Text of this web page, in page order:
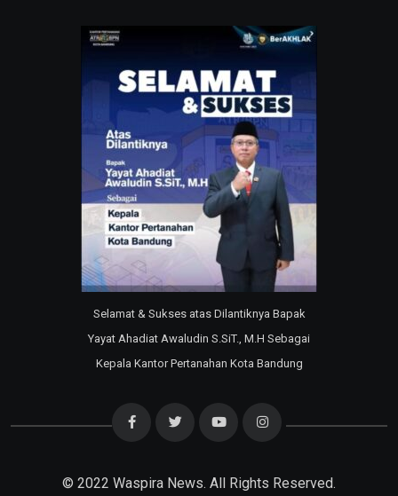
Selamat & Sukses atas Dilantiknya Bapak
Yayat Ahadiat Awaludin S.SiT., M.H Sebagai
Kepala Kantor Pertanahan Kota Bandung
© 2022 Waspira News. All Rights Reserved.